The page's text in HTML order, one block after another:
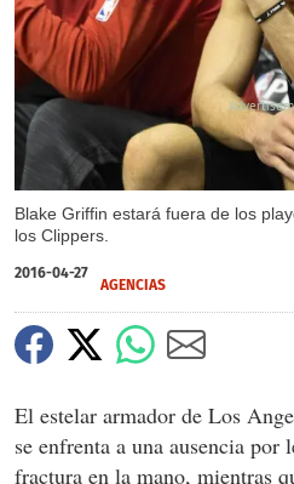
Blake Griffin estará fuera de los
los Clippers.
2016-04-27
AGENCIAS
El estelar armador de Los
se enfrenta a una ausencia
fractura en la mano, mientras